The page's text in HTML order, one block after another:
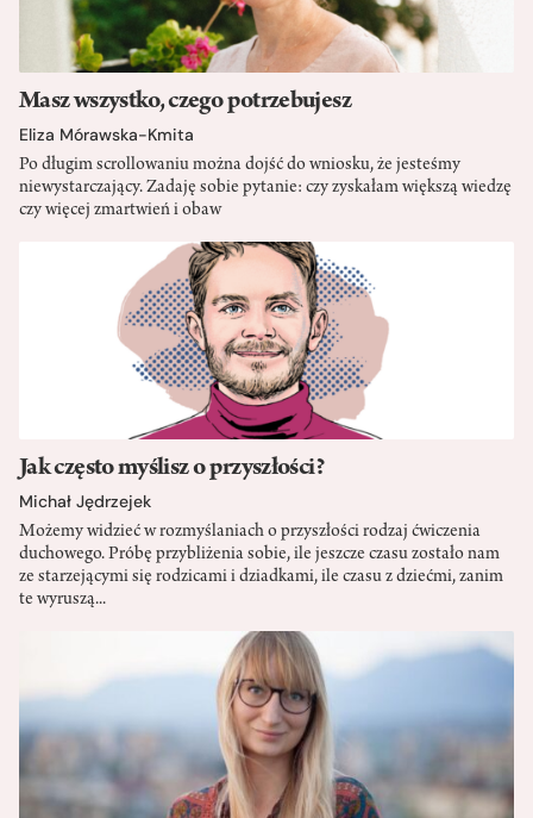
Masz wszystko, czego potrzebujesz
Eliza Mórawska-Kmita
Po długim scrollowaniu można dojść do wniosku, że jesteśmy
niewystarczający. Zadaję sobie pytanie: czy zyskałam większą wiedzę
czy więcej zmartwień i obaw
Jak często myślisz o przyszłości?
Michał Jędrzejek
Możemy widzieć w rozmyślaniach o przyszłości rodzaj ćwiczenia
duchowego. Próbę przybliżenia sobie, ile jeszcze czasu zostało nam
ze starzejącymi się rodzicami i dziadkami, ile czasu z dziećmi, zanim
te wyruszą...